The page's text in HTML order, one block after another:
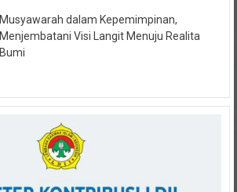
Menjembatani Visi Langit Menuju Realita
Bumi